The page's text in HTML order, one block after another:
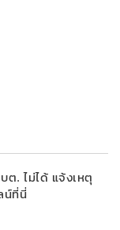
ต. ไม่ได้ แจ้งเหตุ
น์ที่นี่